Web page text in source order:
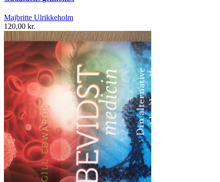
Majbritte Ulrikkeholm
120,00 kr.